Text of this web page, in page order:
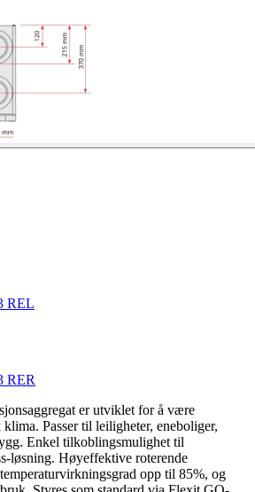
REL
RER
er utviklet for å være
Passer til leiligheter, eneboliger,
Enkel tilkoblingsmulighet til
løsning. Høyeffektive roterende
opp til 85%, og